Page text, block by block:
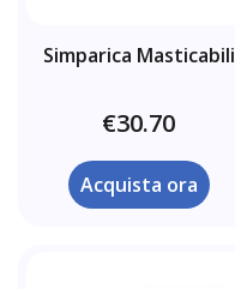
Simparica Masticabili
€30.70
Acquista ora